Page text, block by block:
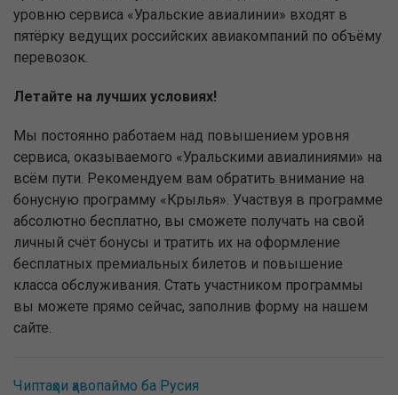
уровню сервиса «Уральские авиалинии» входят в
пятёрку ведущих российских авиакомпаний по объёму
перевозок.
Летайте на лучших условиях!
Мы постоянно работаем над повышением уровня
сервиса, оказываемого «Уральскими авиалиниями» на
всём пути. Рекомендуем вам обратить внимание на
бонусную программу «Крылья». Участвуя в программе
абсолютно бесплатно, вы сможете получать на свой
личный счёт бонусы и тратить их на оформление
бесплатных премиальных билетов и повышение
класса обслуживания. Стать участником программы
вы можете прямо сейчас, заполнив форму на нашем
сайте.
Чиптаҳои ҳавопаймо ба Русия